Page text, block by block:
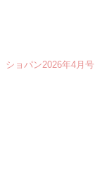
ショパン2026年4月号